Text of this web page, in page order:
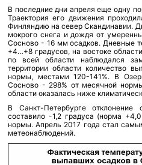
В последние дни апреля еще одну
Траектория его движения
Финляндию на север Скандинавии.
мокрого снега и дождя от
Сосново - 16 мм осадков. Дневные
+4…+8 градусов, на востоке
по всей области наблюдался
территории области количество
нормы, местами 120-141%. В
Сосново - 298% от месячной
области оказалась ниже
В Санкт-Петербурге
составило -1,2 градуса (норма
нормы. Апрель 2017 года стал
метеонаблюдений.